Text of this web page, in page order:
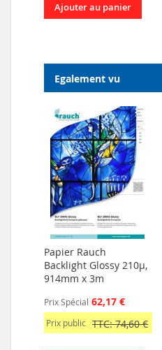
Ajouter au panier
Egalement vu
Papier Rauch
Backlight Glossy 210µ,
914mm x 3m
Prix Spécial 62,17 €
Prix public TTC: 74,60 €